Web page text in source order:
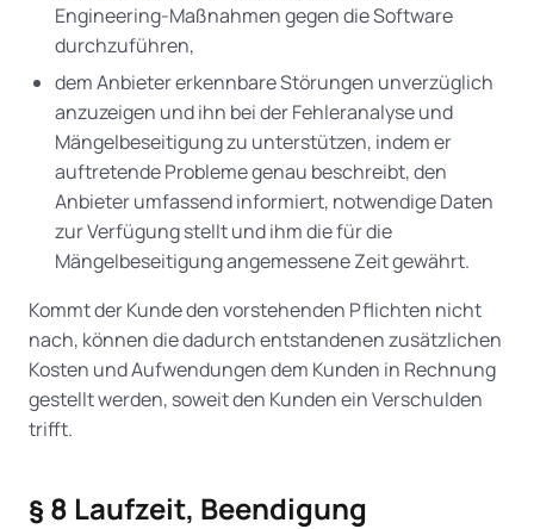
Engineering-Maßnahmen gegen die Software
durchzuführen,
dem Anbieter erkennbare Störungen unverzüglich
anzuzeigen und ihn bei der Fehleranalyse und
Mängelbeseitigung zu unterstützen, indem er
auftretende Probleme genau beschreibt, den
Anbieter umfassend informiert, notwendige Daten
zur Verfügung stellt und ihm die für die
Mängelbeseitigung angemessene Zeit gewährt.
Kommt der Kunde den vorstehenden Pflichten nicht
nach, können die dadurch entstandenen zusätzlichen
Kosten und Aufwendungen dem Kunden in Rechnung
gestellt werden, soweit den Kunden ein Verschulden
trifft.
§ 8 Laufzeit, Beendigung